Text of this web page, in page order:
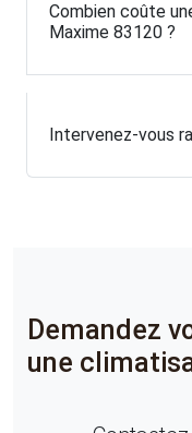
Combien coûte
Maxime 83120 ?
Intervenez-vous
Demandez
une